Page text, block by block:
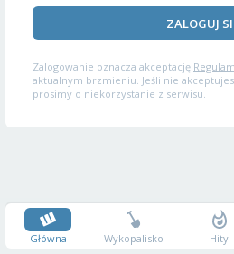
ZALOGUJ
Zalogowanie oznacza akceptację
aktualnym brzmieniu. Jeśli nie
prosimy o niekorzystanie z serwisu.
Główna Wykopalisko Hity